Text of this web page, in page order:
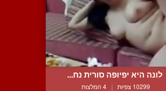
לונה היא יפיופה סורית נח...
10299 צפיות | 4 המלצות